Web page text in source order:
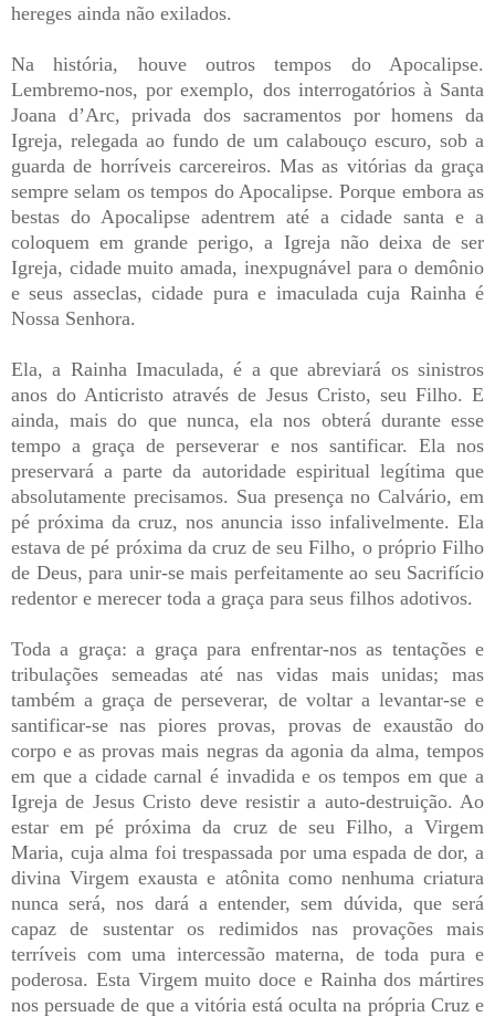
hereges ainda não exilados.
Na história, houve outros tempos do Apocalipse.
Lembremo-nos, por exemplo, dos interrogatórios à Santa
Joana d’Arc, privada dos sacramentos por homens da
Igreja, relegada ao fundo de um calabouço escuro, sob a
guarda de horríveis carcereiros. Mas as vitórias da graça
sempre selam os tempos do Apocalipse. Porque embora as
bestas do Apocalipse adentrem até a cidade santa e a
coloquem em grande perigo, a Igreja não deixa de ser
Igreja, cidade muito amada, inexpugnável para o demônio
e seus asseclas, cidade pura e imaculada cuja Rainha é
Nossa Senhora.
Ela, a Rainha Imaculada, é a que abreviará os sinistros
anos do Anticristo através de Jesus Cristo, seu Filho. E
ainda, mais do que nunca, ela nos obterá durante esse
tempo a graça de perseverar e nos santificar. Ela nos
preservará a parte da autoridade espiritual legítima que
absolutamente precisamos. Sua presença no Calvário, em
pé próxima da cruz, nos anuncia isso infalivelmente. Ela
estava de pé próxima da cruz de seu Filho, o próprio Filho
de Deus, para unir-se mais perfeitamente ao seu Sacrifício
redentor e merecer toda a graça para seus filhos adotivos.
Toda a graça: a graça para enfrentar-nos as tentações e
tribulações semeadas até nas vidas mais unidas; mas
também a graça de perseverar, de voltar a levantar-se e
santificar-se nas piores provas, provas de exaustão do
corpo e as provas mais negras da agonia da alma, tempos
em que a cidade carnal é invadida e os tempos em que a
Igreja de Jesus Cristo deve resistir a auto-destruição. Ao
estar em pé próxima da cruz de seu Filho, a Virgem
Maria, cuja alma foi trespassada por uma espada de dor, a
divina Virgem exausta e atônita como nenhuma criatura
nunca será, nos dará a entender, sem dúvida, que será
capaz de sustentar os redimidos nas provações mais
terríveis com uma intercessão materna, de toda pura e
poderosa. Esta Virgem muito doce e Rainha dos mártires
nos persuade de que a vitória está oculta na própria Cruz e